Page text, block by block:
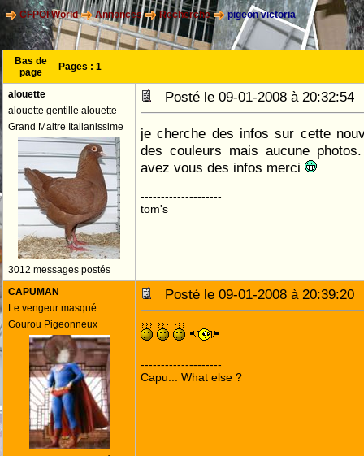
CFPOI World Annonces Recherche pigeon victoria
Bas de
page
Pages : 1
alouette
alouette gentille alouette
Grand Maitre Italianissime
3012 messages postés
Posté le 09-01-2008 à
je cherche des infos sur cette
des couleurs mais aucune
avez vous des infos merci
--------------------
tom's
CAPUMAN
Le vengeur masqué
Gourou Pigeonneux
Posté le 09-01-2008 à
--------------------
Capu... What else ?